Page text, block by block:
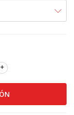
+